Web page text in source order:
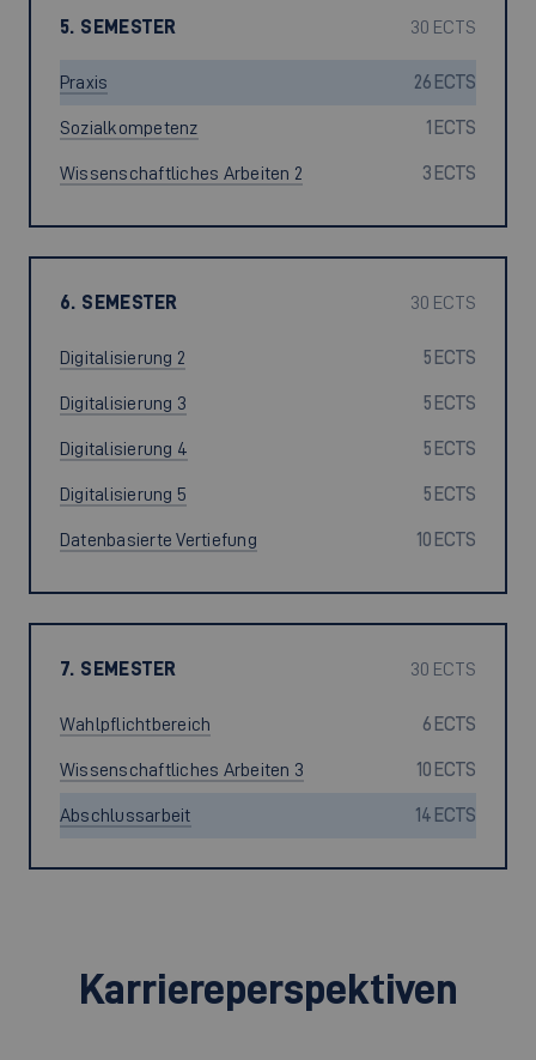
5. SEMESTER 30 ECTS
Praxis 26 ECTS
Sozialkompetenz 1 ECTS
Wissenschaftliches Arbeiten 2 3 ECTS
6. SEMESTER 30 ECTS
Digitalisierung 2 5 ECTS
Digitalisierung 3 5 ECTS
Digitalisierung 4 5 ECTS
Digitalisierung 5 5 ECTS
Datenbasierte Vertiefung 10 ECTS
7. SEMESTER 30 ECTS
Wahlpflichtbereich 6 ECTS
Wissenschaftliches Arbeiten 3 10 ECTS
Abschlussarbeit 14 ECTS
Karriereperspektiven